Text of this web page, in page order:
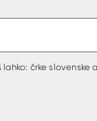
črke slovenske